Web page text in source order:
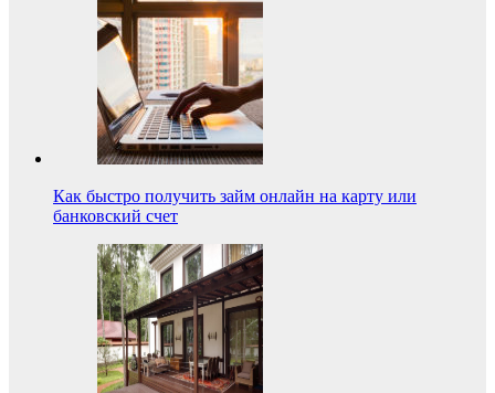
Как быстро получить займ онлайн на карту или
банковский счет